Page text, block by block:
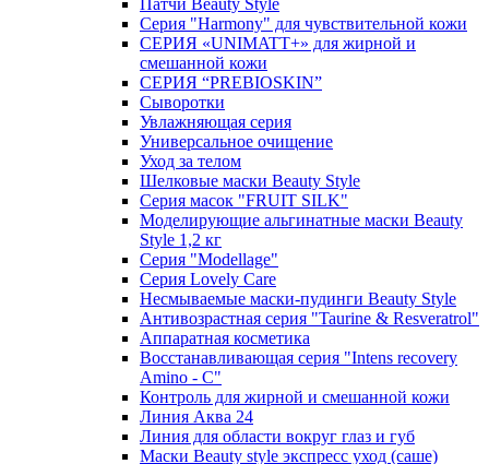
Патчи Beauty Style
Серия "Harmony" для чувствительной кожи
СЕРИЯ «UNIMATT+» для жирной и
смешанной кожи
СЕРИЯ “PREBIOSKIN”
Сыворотки
Увлажняющая серия
Универсальное очищение
Уход за телом
Шелковые маски Beauty Style
Серия масок "FRUIT SILK"
Моделирующие альгинатные маски Beauty
Style 1,2 кг
Серия "Modellage"
Cерия Lovely Care
Несмываемые маски-пудинги Beauty Style
Антивозрастная серия "Taurine & Resveratrol"
Аппаратная косметика
Восстанавливающая серия "Intens recovery
Amino - C"
Контроль для жирной и смешанной кожи
Линия Аква 24
Линия для области вокруг глаз и губ
Маски Beauty style экспресс уход (саше)